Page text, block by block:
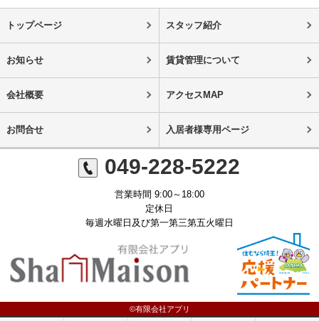
トップページ スタッフ紹介
お知らせ 賃貸管理について
会社概要 アクセスMAP
お問合せ 入居者様専用ページ
049-228-5222
営業時間 9:00～18:00
定休日
毎週水曜日及び第一第三第五火曜日
©有限会社アプリ